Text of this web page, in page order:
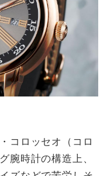
コロッセオ（コロ
腕時計の構造上、